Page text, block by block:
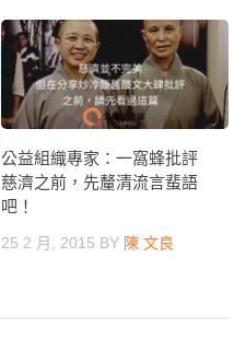
公益組織專家：一窩蜂批評
慈濟之前，先釐清流言蜚語
吧！
25 2 月, 2015 BY 陳 文良